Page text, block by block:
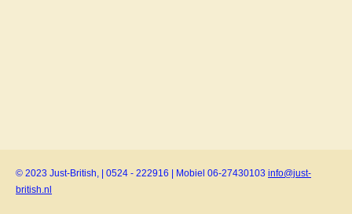
© 2023 Just-British, | 0524 - 222916 | Mobiel 06-27430103 info@just-
british.nl